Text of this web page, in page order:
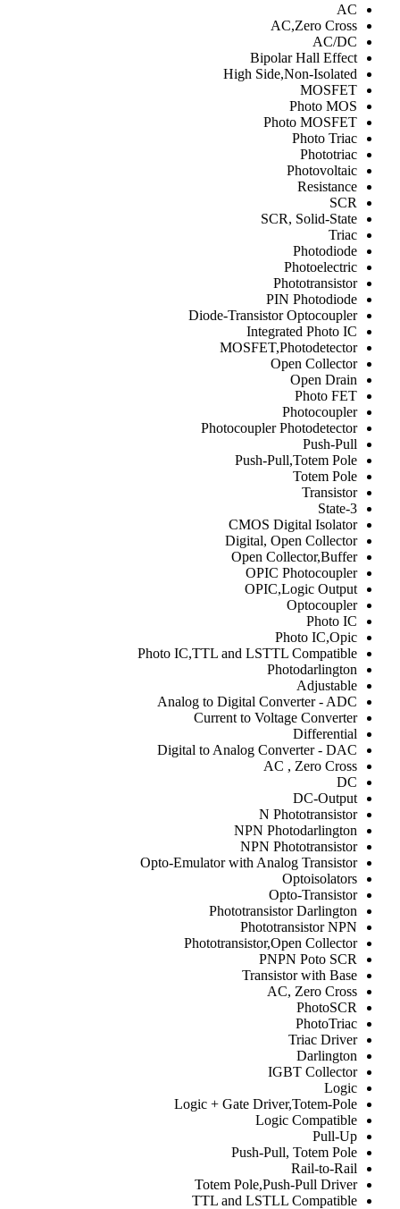
AC
AC,Zero Cross
AC/DC
Bipolar Hall Effect
High Side,Non-Isolated
MOSFET
Photo MOS
Photo MOSFET
Photo Triac
Phototriac
Photovoltaic
Resistance
SCR
SCR, Solid-State
Triac
Photodiode
Photoelectric
Phototransistor
PIN Photodiode
Diode-Transistor Optocoupler
Integrated Photo IC
MOSFET,Photodetector
Open Collector
Open Drain
Photo FET
Photocoupler
Photocoupler Photodetector
Push-Pull
Push-Pull,Totem Pole
Totem Pole
Transistor
3-State
CMOS Digital Isolator
Digital, Open Collector
Open Collector,Buffer
OPIC Photocoupler
OPIC,Logic Output
Optocoupler
Photo IC
Photo IC,Opic
Photo IC,TTL and LSTTL Compatible
Photodarlington
Adjustable
Analog to Digital Converter - ADC
Current to Voltage Converter
Differential
Digital to Analog Converter - DAC
AC , Zero Cross
DC
DC-Output
N Phototransistor
NPN Photodarlington
NPN Phototransistor
Opto-Emulator with Analog Transistor
Optoisolators
Opto-Transistor
Phototransistor Darlington
Phototransistor NPN
Phototransistor,Open Collector
PNPN Poto SCR
Transistor with Base
AC, Zero Cross
PhotoSCR
PhotoTriac
Triac Driver
Darlington
IGBT Collector
Logic
Logic + Gate Driver,Totem-Pole
Logic Compatible
Pull-Up
Push-Pull, Totem Pole
Rail-to-Rail
Totem Pole,Push-Pull Driver
TTL and LSTLL Compatible